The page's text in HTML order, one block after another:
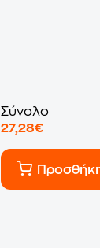
Σύνολο
27,28€